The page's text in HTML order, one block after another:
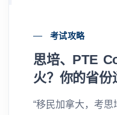
考试攻略
思培、PTE
火？你的省份
据太意外！
“移民加拿大，考